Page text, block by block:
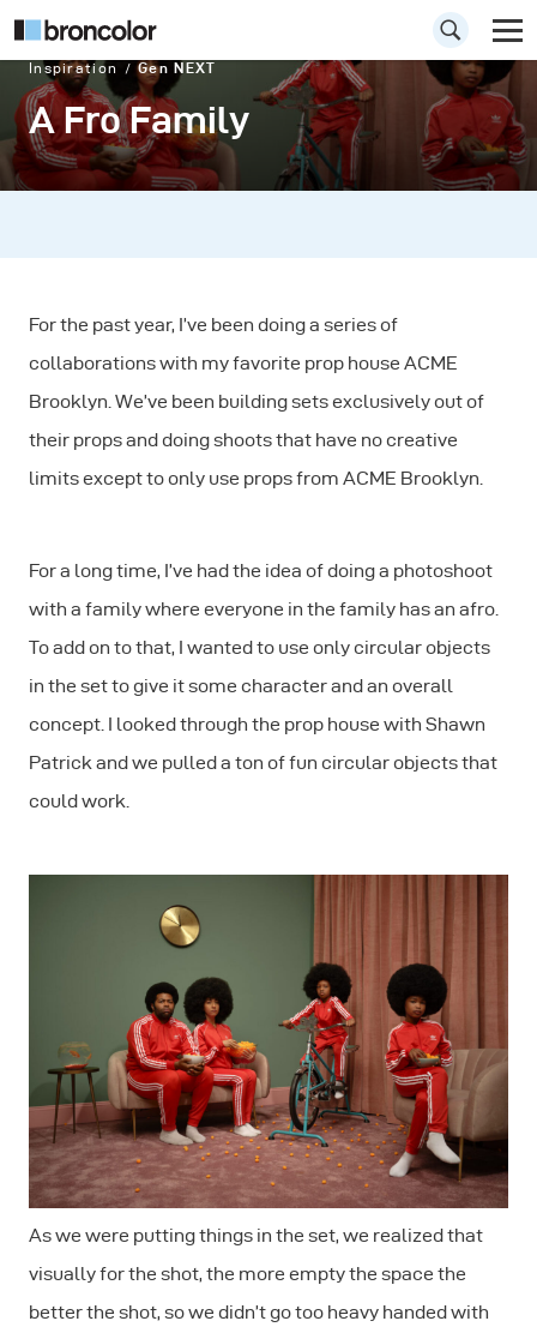
Inspiration Gen NEXT
A Fro Family
For the past year, I’ve been doing a series of
collaborations with my favorite prop house ACME
Brooklyn. We’ve been building sets exclusively out of
their props and doing shoots that have no creative
limits except to only use props from ACME Brooklyn.
For a long time, I’ve had the idea of doing a photoshoot
with a family where everyone in the family has an afro.
To add on to that, I wanted to use only circular objects
in the set to give it some character and an overall
concept. I looked through the prop house with Shawn
Patrick and we pulled a ton of fun circular objects that
could work.
As we were putting things in the set, we realized that
visually for the shot, the more empty the space the
better the shot, so we didn’t go too heavy handed with